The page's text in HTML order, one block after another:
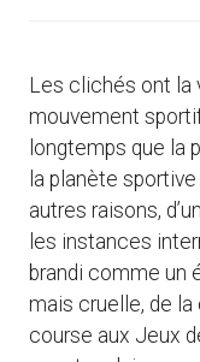
Les clichés ont la
mouvement
longtemps que la
la planète
autres raisons,
les instances
brandi comme un
mais cruelle, de la
course aux Jeux